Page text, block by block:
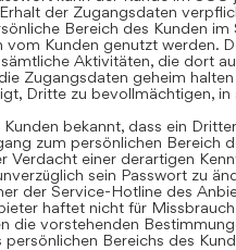
der Zugangsdaten
Bereich des Kunden im
vom Kunden genutzt werden.
Aktivitäten, die dort
Zugangsdaten geheim
Dritte zu bevollmächtigen,
bekannt, dass ein
zum persönlichen Bereich
Verdacht einer derartigen
sein Passwort zu
der Service-Hotline des
haftet nicht für
die vorstehenden
Bereichs des